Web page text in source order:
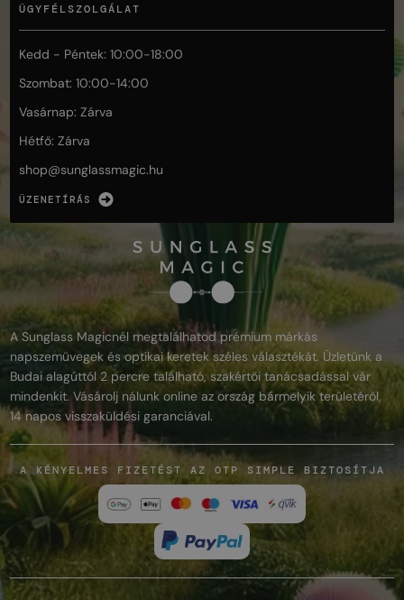
ÜGYFÉLSZOLGÁLAT
Kedd - Péntek: 10:00-18:00
Szombat: 10:00-14:00
Vasárnap: Zárva
Hétfő: Zárva
shop@sunglassmagic.hu
ÜZENETÍRÁS
A Sunglass Magicnél megtalálhatod prémium márkás
napszemüvegek és optikai keretek széles választékát. Üzletünk a
Budai alagúttól 2 percre található, szakértői tanácsadással vár
mindenkit. Vásárolj nálunk online az ország bármelyik területéről,
14 napos visszaküldési garanciával.
A KÉNYELMES FIZETÉST AZ OTP SIMPLE BIZTOSÍTJA